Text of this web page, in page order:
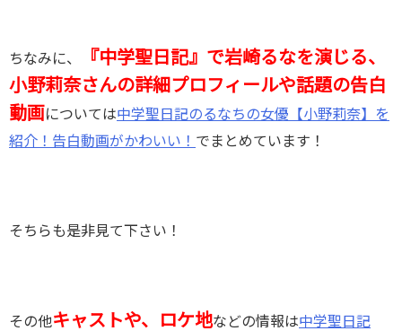
ちなみに、
『中学聖日記』で岩崎るなを演じる、
小野莉奈さんの詳細プロフィールや話題の告白
動画については中学聖日記のるなちの女優【小野莉奈】を
紹介！告白動画がかわいい！ でまとめています！
そちらも是非見て下さい！
その他キャストや、ロケ地などの情報は中学聖日記